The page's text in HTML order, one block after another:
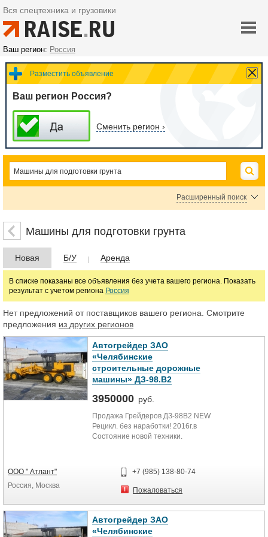
Вся спецтехника и грузовики
Ваш регион: Россия
Разместить объявление
Ваш регион Россия?
Сменить регион ›
Расширенный поиск
Цена
руб.
Марка
Машины для подготовки грунта
Новая Б/У Аренда
В списке показаны все объявления без учета вашего региона. Показать
результат с учетом региона Россия
Нет предложений от поставщиков вашего региона. Смотрите
предложения из других регионов
Автогрейдер ЗАО
«Челябинские
строительные дорожные
машины» ДЗ-98.B2
3950000 руб.
Продажа Грейдеров ДЗ-98B2 NEW
Рецикл. без наработки! 2016г.в
Состояние новой техники.
наработки. вес 20 тонн, двиг. ЯМЗ
238 (240 л.с). модернизированная
кабина, мех. кпп. два отвала.
Продажа без пoсредников.
Возможна продажа в лизинг на
ООО " Атлант"
Россия, Москва
+7 (985) 138-80-74
Пожаловаться
Автогрейдер ЗАО
«Челябинские